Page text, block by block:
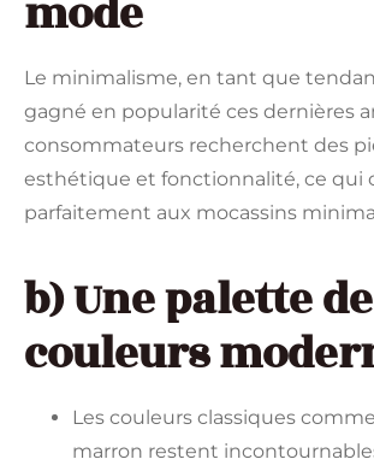
mode
Le minimalisme, en tant que
gagné en popularité ces dernières
consommateurs recherchent des
esthétique et fonctionnalité, ce qui
parfaitement aux mocassins
b) Une palette de
couleurs
Les couleurs classiques
marron restent